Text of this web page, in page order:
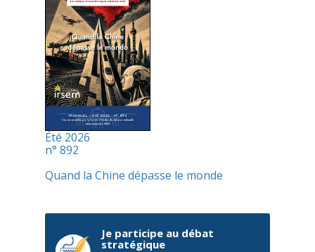
Été 2026
n° 892
Quand la Chine dépasse le monde
Je participe au débat
stratégique